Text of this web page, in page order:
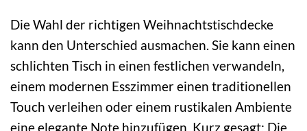
Die Wahl der richtigen Weihnachtstischdecke
kann den Unterschied ausmachen. Sie kann einen
schlichten Tisch in einen festlichen verwandeln,
einem modernen Esszimmer einen traditionellen
Touch verleihen oder einem rustikalen Ambiente
eine elegante Note hinzufügen. Kurz gesagt: Die